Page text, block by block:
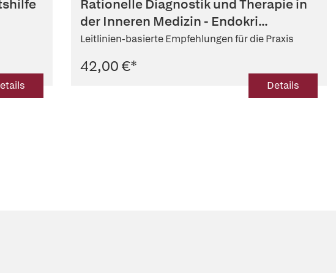
Rationelle Diagnostik und Therapie in
der Inneren Medizin - Endokri...
Leitlinien-basierte Empfehlungen für die Praxis
42,00 €*
Details